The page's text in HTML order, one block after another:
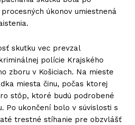
úkonov umiestnená
skutku vec prevzal
polície Krajského
zboru v Košiciach. Na mieste
miesta činu, počas ktorej
stôp, ktoré budú podrobené
Po ukončení bolo v súvislosti s
trestné stíhanie pre obzvlášť